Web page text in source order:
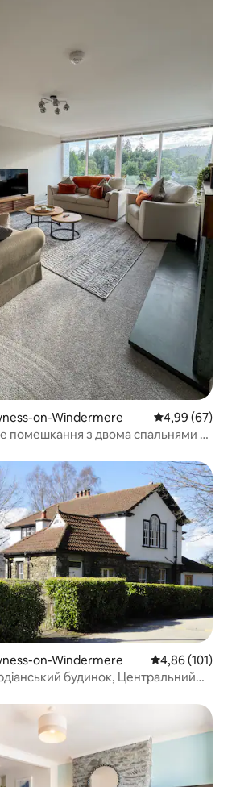
on-Windermere Середня
4,99 (67)
помешкання з двома спальнями в
on-Windermere Середня
4,86 (101)
будинок, Центральний